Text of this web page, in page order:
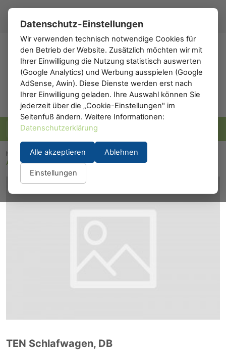
h0 .de
h0.eu Modelleisenbahn / Waggons /
A.C.M.E. 52372: TEN Schlafwagen, DB
TEN Schlafwagen, DB
Datenschutz-Einstellungen
Wir verwenden technisch notwendige Cookies für
den Betrieb der Website. Zusätzlich möchten wir mit
Ihrer Einwilligung die Nutzung statistisch auswerten
(Google Analytics) und Werbung ausspielen (Google
AdSense, Awin). Diese Dienste werden erst nach
Ihrer Einwilligung geladen. Ihre Auswahl können Sie
jederzeit über die „Cookie-Einstellungen" im
Seitenfuß ändern. Weitere Informationen:
Datenschutzerklärung
Alle akzeptieren Ablehnen
Einstellungen